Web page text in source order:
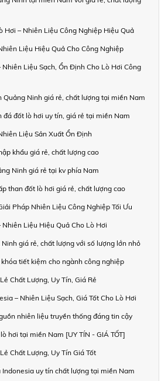
Hơi – Nhiên Liệu Công Nghiệp Hiệu Quả
Liệu Hiệu Quả Cho Công Nghiệp
Nhiên Liệu Sạch, Ổn Định Cho Lò Hơi Công
Quảng Ninh giá rẻ, chất lượng tại miền Nam
đá đốt lò hơi uy tín, giá rẻ tại miền Nam
Liệu Sản Xuất Ổn Định
khẩu giá rẻ, chất lượng cao
Ninh giá rẻ tại kv phía Nam
than đốt lò hơi giá rẻ, chất lượng cao
Pháp Nhiên Liệu Công Nghiệp Tối Ưu
Nhiên Liệu Hiệu Quả Cho Lò Hơi
giá rẻ, chất lượng với số lượng lớn nhỏ
tiết kiệm cho ngành công nghiệp
Chất Lượng, Uy Tín, Giá Rẻ
– Nhiên Liệu Sạch, Giá Tốt Cho Lò Hơi
nhiên liệu truyền thống đáng tin cậy
hơi tại miền Nam [UY TÍN - GIÁ TỐT]
Chất Lượng, Uy Tín Giá Tốt
uy tín chất lượng tại miền Nam